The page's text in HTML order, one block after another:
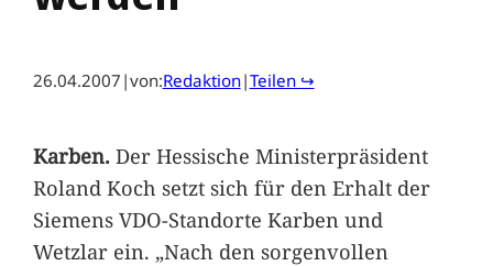
26.04.2007 |von:Redaktion|Teilen ↪
Karben.Der Hessische Ministerpräsident
Roland Koch setzt sich für den Erhalt der
Siemens VDO-Standorte Karben und
Wetzlar ein. „Nach den sorgenvollen